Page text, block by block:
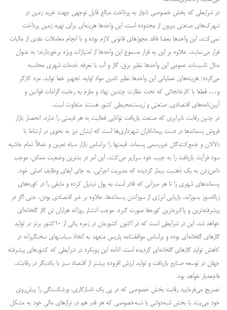
در شرایطی که بخش خصوصی ناچار به پرداخت مبالغ قابل توجهی جهت خرید زمین در
شهرک‌های صنعتی بیرون از محدوده است، این واحدها هزینه‌ای برای تهیه زمین پرداخت
نمی‌کنند. این واحدها بعضا فاقد مجوزهای قانونی لازم بوده و با انجام معاملات نقدی از مالیات
فرار می‌نمایند. علاوه بر این به قرار مسموع این واحدها از امتیازات ویژه برخوردارند؛ به عنوان
مثال تاسیسات عمومی این واحدها نظیر برق، گاز و آب با تعرفه خدمات شهری محاسبه
می‌گردد؛ هزینه‌های عملیاتی این واحدها نظیر تامین مواد اولیه، تجهیز خط تولید، مزد کارگر
و… قطعا با کارخانجاتی که تحت نظارت چندین نهاد و ملزم به رعایت الزامات قوانین و
آیین‌نامه‌های اقتصادی، صنعتی و زیست‌محیطی کشور هستند متفاوت است.
در چنین رقابت نابرابری که صنعت بازیافت توانایی فعالیت به هر قیمتی را ندارد،‌ انحصار بازار
فروش پسماندها در دست پیمانکاران شهرداری‌ها است که ایشان نیز به نحوی در ارتباط با
دلالان و جمع‌کنندگان غیررسمی پسماند، قیمتها را براساس بازار سیاه تعیین و عملاً تمام حاشیه
سود فرآیند بازیافت را به جیب خود سرازیر می‌کنند. این امر در بدترین وضعیت ممکن،‌ موجب
دامن‌زدن به یک ذهنیت بیمار گردیده که مدیریت اجرایی، به جای ایفای وظایف اصلی خود،
پسماندهای شهری را تا هر میزانی که قادر است به پول تبدیل کرده و مابقی را در کوره‌های
زباله‌سوز بسوزاند. بازیابی انرژی از سوزاندن پسماندها، علاوه بر غیر اقتصادی بودن، حتی اگر در
پیشرفته‌ترین و پاکیزه‌ترین کوره‌ها صورت گیرد، موجب انتشار روزانه هزاران تن گاز گلخانه‌ای
خواهد شد. این در شرایطی است که در اکنون کشورمان در زمره یکی از ۱۰کشور برتر در تولید
گازهای گلخانه‌ای بوده و بر‌اساس موافقتنامه پاریس متعهد به اتخاذ سیاستهای سختگیرانه در
کاهش تولید گازهای گلخانه‌ای گردیده است. ادامه این رویکرد در شرایطی که کشورهای پیشرفته
جهان در توسعه صنایع بازیافت و تولید ارزش افزوده بیشتر از اقتصاد سبز با یکدیگر در رقابتند،
فاجعه‌بار خواهد بود.
تصریح می‌فرمایید رقابت بخش خصوصی که در پی یک ناسازگاری، ورشکستگی را پیش‌روی
خود می‌بیند با بخش شبه‌دولتی یا شبه‌خصوصی که هر قدر هم در ترازهای مالی خود به مشکل